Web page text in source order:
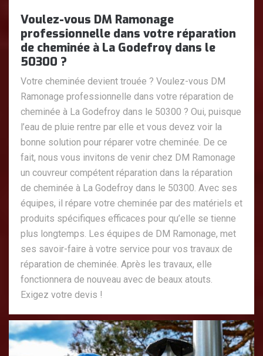
Voulez-vous DM Ramonage
professionnelle dans votre réparation
de cheminée à La Godefroy dans le
50300 ?
Votre cheminée devient trouée ? Voulez-vous DM
Ramonage professionnelle dans votre réparation de
cheminée à La Godefroy dans le 50300 ? Oui, puisque
l’eau de pluie rentre par elle et vous devez voir la
bonne solution pour réparer votre cheminée. De ce
fait, nous vous invitons de venir chez DM Ramonage
un couvreur compétent réparation dans la réparation
de cheminée à La Godefroy dans le 50300. Avec ses
équipes, il répare votre cheminée par des matériels et
produits spécifiques efficaces pour qu’elle se tienne
plus longtemps. Les équipes de DM Ramonage, met
ses savoir-faire à votre service pour vos travaux de
réparation de cheminée. Après les travaux, elle
fonctionnera de nouveau avec de beaux atouts.
Exigez votre devis !